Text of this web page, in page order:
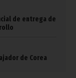
de entrega de
de Corea